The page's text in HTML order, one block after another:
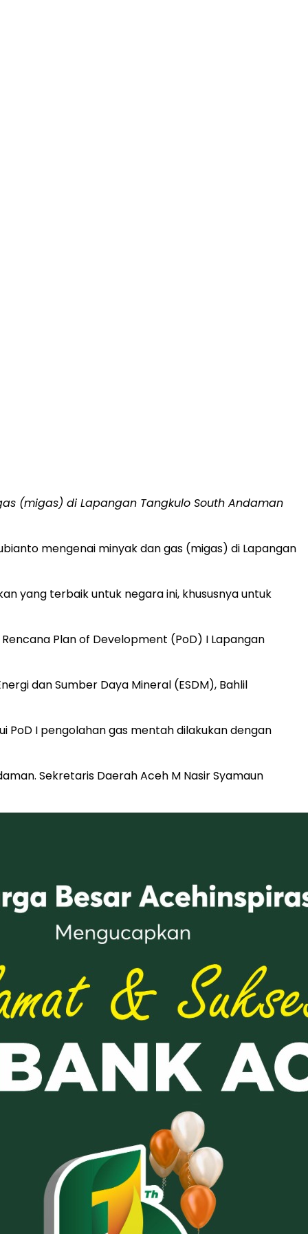
(migas) di Lapangan Tangkulo South Andaman
mengenai minyak dan gas (migas) di Lapangan
yang terbaik untuk negara ini, khususnya untuk
Plan of Development (PoD) I Lapangan
dan Sumber Daya Mineral (ESDM), Bahlil
PoD I pengolahan gas mentah dilakukan dengan
Sekretaris Daerah Aceh M Nasir Syamaun